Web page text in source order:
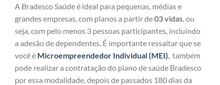
A Bradesco Saúde é ideal para pequenas, médias e
grandes empresas, com planos a partir de03 vidas, ou
seja, com pelo menos 3 pessoas participantes, incluindo
a adesão de dependentes. É importante ressaltar que se
você é Microempreendedor Individual (MEI), também
pode realizar a contratação do plano de saúde Bradesco
por essa modalidade, depois de passados 180 dias da